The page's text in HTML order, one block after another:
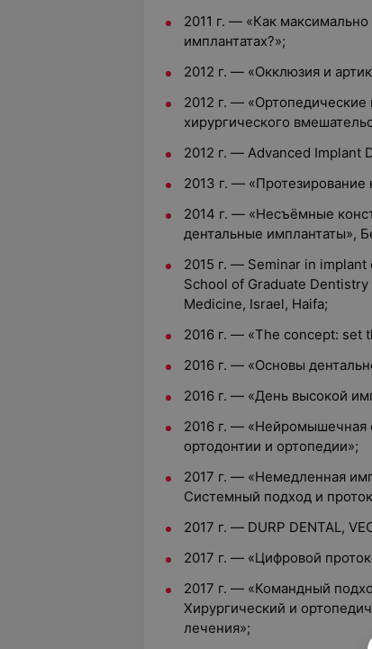
2011 г. — «Как
имплантатах?»;
2012 г. — «Окклюзия и
2012 г. —
хирургического
2012 г. — Advanced Implant
2013 г. — «Протезирование
2014 г. — «Несъёмные
дентальные имплантаты»,
2015 г. — Seminar in
School of Graduate
Medicine, Israel, Haifa;
2016 г. — «The concept: set
2016 г. — «Основы
2016 г. — «День высокой
2016 г. — «Нейромышечная
ортодонтии и ортопедии»;
2017 г. — «Немедленная
Системный подход и
2017 г. — DURP DENTAL,
2017 г. — «Цифровой
2017 г. — «Командный
Хирургический и
лечения»;